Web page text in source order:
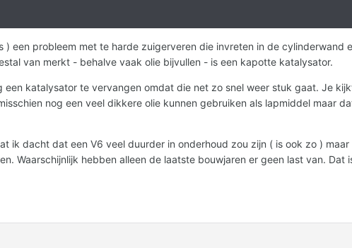
een probleem met te harde zuigerveren die invreten in de cylinderwand
van merkt - behalve vaak olie bijvullen - is een kapotte katalysator.
een katalysator te vervangen omdat die net zo snel weer stuk gaat. Je
nog een veel dikkere olie kunnen gebruiken als lapmiddel maar
ik dacht dat een V6 veel duurder in onderhoud zou zijn ( is ook zo )
Waarschijnlijk hebben alleen de laatste bouwjaren er geen last van. Dat